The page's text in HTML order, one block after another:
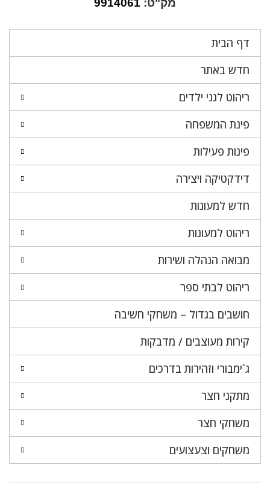
דף הבית
חדש באתר
ריהוט לגני ילדים
פינת המשפחה
פינות פעילות
דידקטיקה ויצירה
חדש למעונות
ריהוט למעונות
מבואה הנהלה ושירות
ריהוט לבתי ספר
חושבים בגדול – משחקי חשיבה
קירות מעוצבים / מדבקות
ג`ימבורי וזהירות בדרכים
מתקני חצר
משחקי חצר
משחקים וצעצועים
מק"ט: 9914061